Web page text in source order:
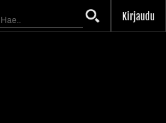
Kirjaudu